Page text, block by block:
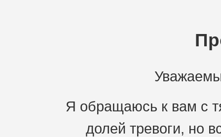
Я обращаюсь к вам с
долей тревоги, но